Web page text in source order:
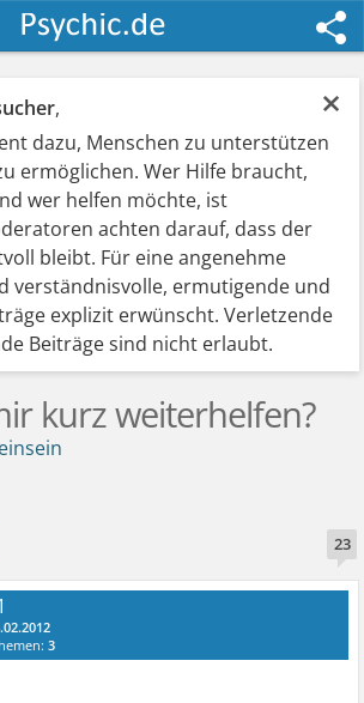
×
,
dazu, Menschen zu unterstützen
ermöglichen. Wer Hilfe braucht,
wer helfen möchte, ist
achten darauf, dass der
bleibt. Für eine angenehme
verständnisvolle, ermutigende und
explizit erwünscht. Verletzende
Beiträge sind nicht erlaubt.
kurz weiterhelfen?
23
3